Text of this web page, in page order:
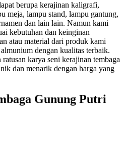
berupa kerajinan kaligrafi,
meja, lampu stand, lampu gantung,
dan lain lain. Namun kami
kebutuhan dan keinginan
atau material dari produk kami
dengan kualitas terbaik.
karya seni kerajinan tembaga
dan menarik dengan harga yang
Gunung Putri